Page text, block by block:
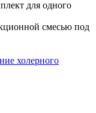
холерного